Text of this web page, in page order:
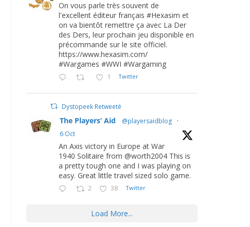
On vous parle très souvent de
l'excellent éditeur français #Hexasim et
on va bientôt remettre ça avec La Der
des Ders, leur prochain jeu disponible en
précommande sur le site officiel.
https://www.hexasim.com/
#Wargames #WWI #Wargaming
1 Twitter
Dystopeek Retweeté
The Players’ Aid @playersaidblog
·
6 Oct
An Axis victory in Europe at War
1940 Solitaire from @worth2004 This is
a pretty tough one and I was playing on
easy. Great little travel sized solo game.
2 38 Twitter
Load More...